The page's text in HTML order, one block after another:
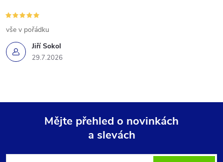
Jiří Sokol
29.7.2026
vše v pořádku
Mějte přehled o novinkách
a slevách